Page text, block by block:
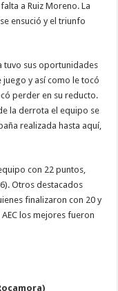
a Ruiz Moreno. La
ensució y el triunfo
tuvo sus oportunidades
y así como le tocó
perder en su reducto.
la derrota el equipo se
realizada hasta aquí,
con 22 puntos,
Otros destacados
finalizaron con 20 y
los mejores fueron